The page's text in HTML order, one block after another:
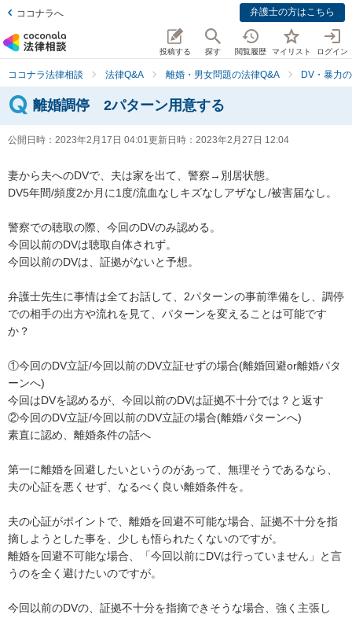
ココナラへ 弁護士の方はこちら
投稿する 探す 閲覧履歴 マイリスト ログイン
ココナラ法律相談 法律Q&A 離婚・男女問題の法律Q&A DV・暴力
離婚調停 2パターン用意する
公開日時： 2023年2月17日 04:01更新日時： 2023年2月27日 12:04
妻から夫へのDVで、夫は家を出て、警察→別居状態。
DV5年間/頻度2か月に1度/流血なしキズなしアザなし/被害届なし。
警察での聴取の際、今回のDVのみ認める。
今回以前のDVは聴取自体されず。
今回以前のDVは、証拠がないと予想。
弁護士先生に事情は全てお話して、2パターンの事前準備をし、調停
での相手の出方や流れを見て、パターンを変えることは可能です
か？
①今回のDV立証/今回以前のDV立証せずの場合(離婚回避or離婚パタ
ーンへ)
今回はDVを認めるが、今回以前のDVは証拠不十分では？と返す
②今回のDV立証/今回以前のDV立証の場合(離婚パターンへ)
素直に認め、離婚条件の話へ
第一に離婚を回避したいというのがあって、無理そうであるなら、
夫の心証を悪くせず、なるべく良い離婚条件を。
夫の心証がポイントで、離婚を回避不可能な場合、証拠不十分を指
摘しようとした事を、少しも悟られたくないのですが。
離婚を回避不可能な場合、「今回以前にDVは行っていません」と言
うのを全く避けたいのですが。
今回以前のDVの、証拠不十分を指摘できそうな場合、強く主張し